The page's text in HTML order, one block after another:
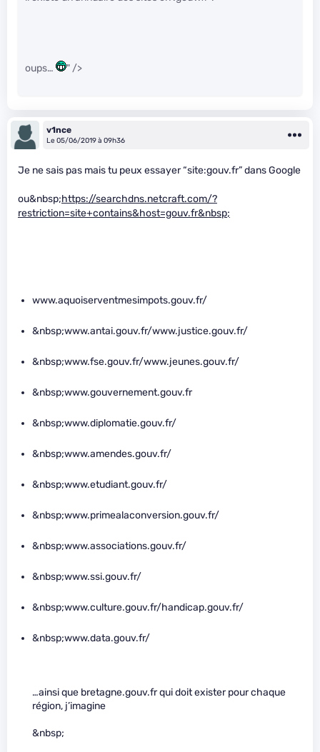
oups… " />
v1nce
Le 05/06/2019 à 09h36
Je ne sais pas mais tu peux essayer “site:gouv.fr” dans Google
ou&nbsp;https://searchdns.netcraft.com/?
restriction=site+contains&host=gouv.fr&nbsp;
www.aquoiserventmesimpots.gouv.fr/
&nbsp;www.antai.gouv.fr/www.justice.gouv.fr/
&nbsp;www.fse.gouv.fr/www.jeunes.gouv.fr/
&nbsp;www.gouvernement.gouv.fr
&nbsp;www.diplomatie.gouv.fr/
&nbsp;www.amendes.gouv.fr/
&nbsp;www.etudiant.gouv.fr/
&nbsp;www.primealaconversion.gouv.fr/
&nbsp;www.associations.gouv.fr/
&nbsp;www.ssi.gouv.fr/
&nbsp;www.culture.gouv.fr/handicap.gouv.fr/
&nbsp;www.data.gouv.fr/
…ainsi que bretagne.gouv.fr qui doit exister pour chaque
région, j’imagine
&nbsp;